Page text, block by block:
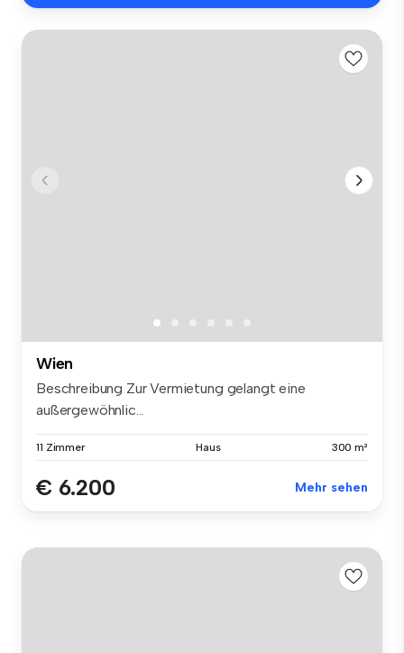
Wien
Beschreibung Zur Vermietung gelangt eine
außergewöhnlic...
11 Zimmer Haus 300 m²
€ 6.200 Mehr sehen